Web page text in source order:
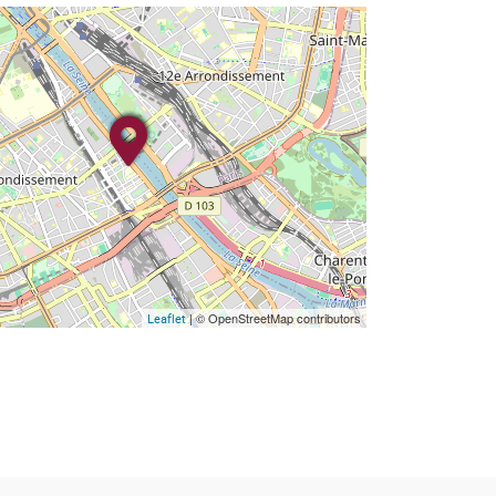
Leaflet| © OpenStreetMap contributors